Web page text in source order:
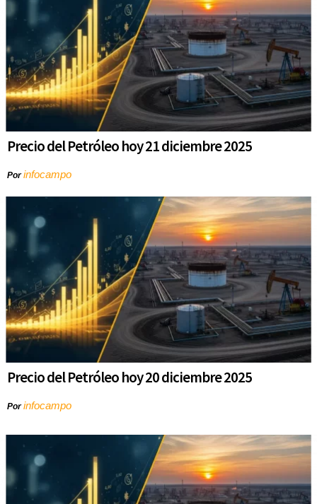
Precio del Petróleo hoy 21 diciembre 2025
Porinfocampo
Precio del Petróleo hoy 20 diciembre 2025
Porinfocampo